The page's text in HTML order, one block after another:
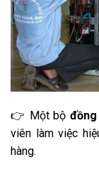
👉 Một bộ
viên làm việc
hàng.